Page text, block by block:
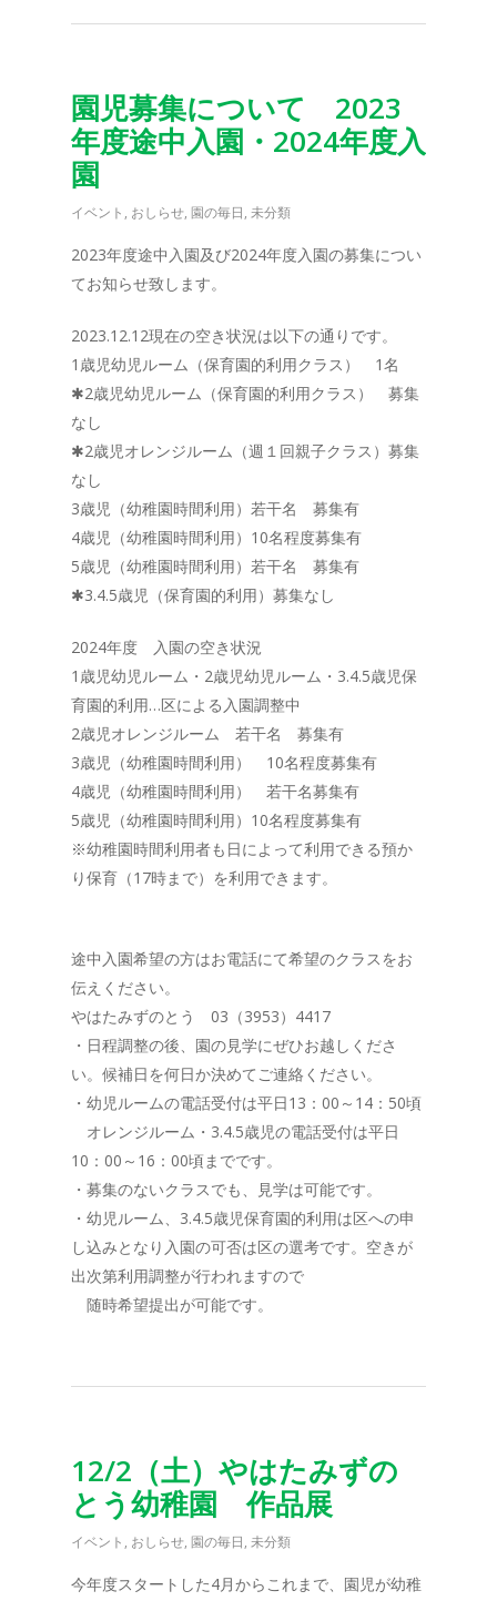
園児募集について 2023
年度途中入園・2024年度入
園
イベント , おしらせ, 園の毎日, 未分類
2023年度途中入園及び2024年度入園の募集につい
てお知らせ致します。
2023.12.12現在の空き状況は以下の通りです。
1歳児幼児ルーム（保育園的利用クラス） 1名
✱2歳児幼児ルーム（保育園的利用クラス） 募集
なし
✱2歳児オレンジルーム（週１回親子クラス）募集
なし
3歳児（幼稚園時間利用）若干名 募集有
4歳児（幼稚園時間利用）10名程度募集有
5歳児（幼稚園時間利用）若干名 募集有
✱3.4.5歳児（保育園的利用）募集なし
2024年度 入園の空き状況
1歳児幼児ルーム・2歳児幼児ルーム・3.4.5歳児保
育園的利用…区による入園調整中
2歳児オレンジルーム 若干名 募集有
3歳児（幼稚園時間利用） 10名程度募集有
4歳児（幼稚園時間利用） 若干名募集有
5歳児（幼稚園時間利用）10名程度募集有
※幼稚園時間利用者も日によって利用できる預か
り保育（17時まで）を利用できます。
途中入園希望の方はお電話にて希望のクラスをお
伝えください。
やはたみずのとう 03（3953）4417
・日程調整の後、園の見学にぜひお越しくださ
い。候補日を何日か決めてご連絡ください。
・幼児ルームの電話受付は平日13：00～14：50頃
オレンジルーム・3.4.5歳児の電話受付は平日
10：00～16：00頃までです。
・募集のないクラスでも、見学は可能です。
・幼児ルーム、3.4.5歳児保育園的利用は区への申
し込みとなり入園の可否は区の選考です。空きが
出次第利用調整が行われますので
随時希望提出が可能です。
12/2（土）やはたみずの
とう幼稚園 作品展
イベント , おしらせ, 園の毎日, 未分類
今年度スタートした4月からこれまで、園児が幼稚